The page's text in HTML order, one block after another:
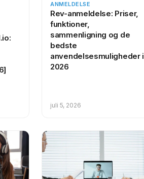
ANMELDELSE
Rev-anmeldelse: Priser,
funktioner,
sammenligning og de
bedste
anvendelsesmuligheder i
2026
juli 5, 2026